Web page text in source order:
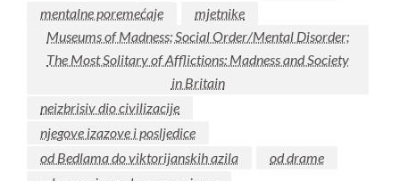
mentalne poremećaje
mjetnike
Museums of Madness; Social Order/Mental Disorder;
The Most Solitary of Afflictions: Madness and Society
in Britain
neizbrisiv dio civilizacije
njegove izazove i posljedice
od Bedlama do viktorijanskih azila
od drame